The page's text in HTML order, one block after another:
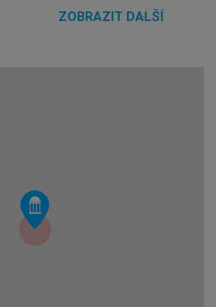
ZOBRAZIT DALŠÍ